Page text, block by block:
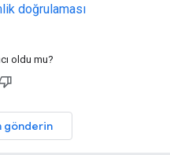
doğrulaması
oldu mu?
gönderin